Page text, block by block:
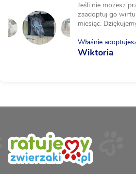
Jeśli nie możesz
zaadoptuj go
miesiąc.
Właśnie
Wiktoria